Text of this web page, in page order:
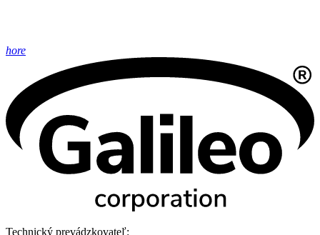
hore
Technický prevádzkovateľ: